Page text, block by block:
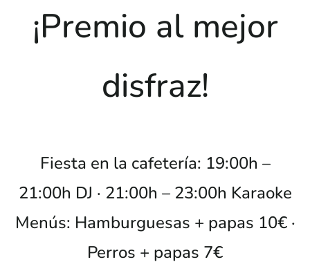
¡Premio al mejor
disfraz!
Fiesta en la cafetería: 19:00h –
21:00h DJ · 21:00h – 23:00h Karaoke
Menús: Hamburguesas + papas 10€ ·
Perros + papas 7€